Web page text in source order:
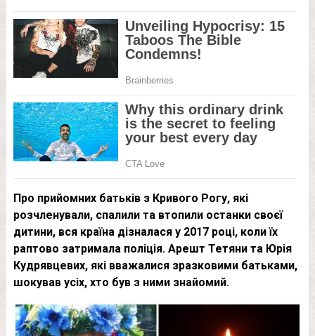
Про прийомних батьків з Кривого Рогу, які
розчленували, спалили та втопили останки своєї
дитини, вся країна дізналася у 2017 році, коли їх
раптово затримала поліція. Арешт Тетяни та Юрія
Кудрявцевих, які вважалися зразковими батьками,
шокував усіх, хто був з ними знайомий.